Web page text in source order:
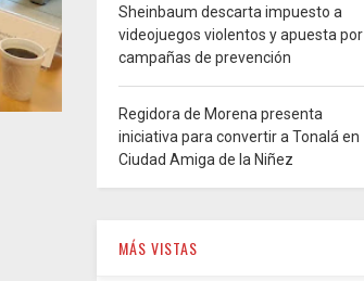
Sheinbaum descarta impuesto a
videojuegos violentos y apuesta por
campañas de prevención
Regidora de Morena presenta
iniciativa para convertir a Tonalá en
Ciudad Amiga de la Niñez
MÁS VISTAS